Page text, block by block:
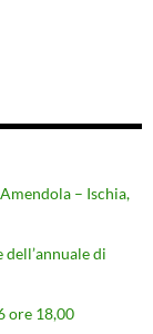
– Ischia,
di
ore 18,00